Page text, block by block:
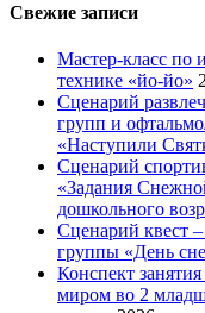
Свежие записи
Мастер-класс по
технике «йо-йо»
Сценарий
групп и
«Наступили
Сценарий
«Задания
дошкольного
Сценарий квест
группы «День
Конспект
миром во 2